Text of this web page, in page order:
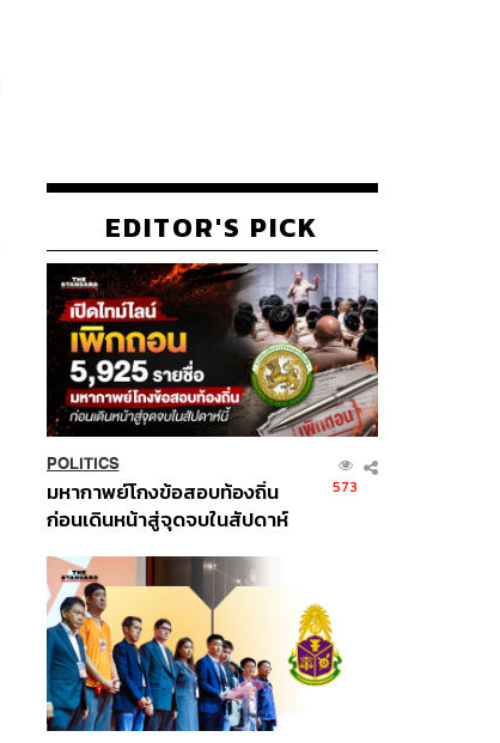
EDITOR'S PICK
POLITICS
มหากาพย์โกงข้อสอบท้องถิ่น
ก่อนเดินหน้าสู่จุดจบในสัปดาห์
573